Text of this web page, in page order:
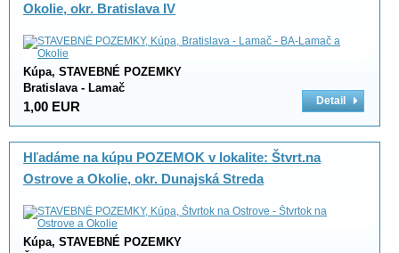
Okolie, okr. Bratislava IV
Kúpa, STAVEBNÉ POZEMKY
Bratislava - Lamač
1,00 EUR Detail
Hľadáme na kúpu POZEMOK v lokalite: Štvrt.na
Ostrove a Okolie, okr. Dunajská Streda
Kúpa, STAVEBNÉ POZEMKY